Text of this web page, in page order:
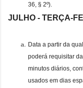
36, § 2º).
JULHO - TERÇA-
Data a partir da
poderá requisitar
minutos diários,
usados em dias